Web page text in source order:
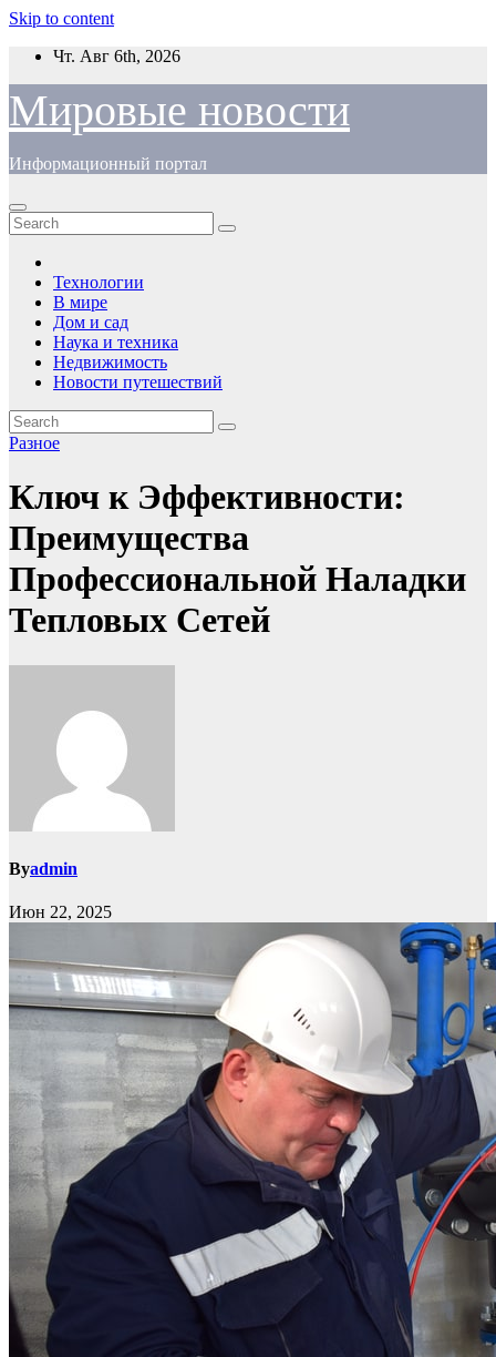
Skip to content
Чт. Авг 6th, 2026
Мировые новости
Информационный портал
Технологии
В мире
Дом и сад
Наука и техника
Недвижимость
Новости путешествий
Разное
Ключ к Эффективности:
Преимущества
Профессиональной Наладки
Тепловых Сетей
Byadmin
Июн 22, 2025